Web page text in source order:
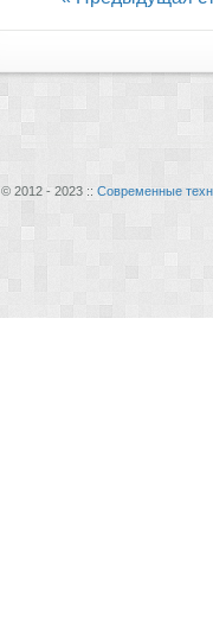
© 2012 - 2023 :: Современные